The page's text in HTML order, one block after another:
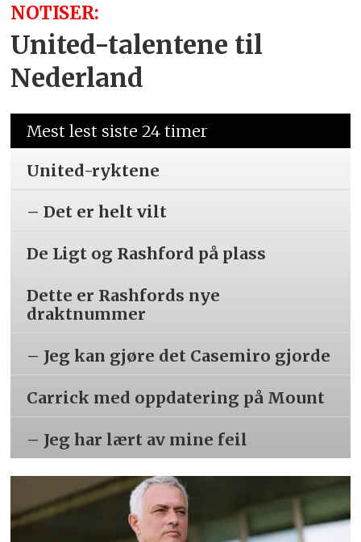
NOTISER:
United-talentene til
Nederland
Mest lest siste 24 timer
United-ryktene
– Det er helt vilt
De Ligt og Rashford på plass
Dette er Rashfords nye
draktnummer
– Jeg kan gjøre det Casemiro gjorde
Carrick med oppdatering på Mount
– Jeg har lært av mine feil